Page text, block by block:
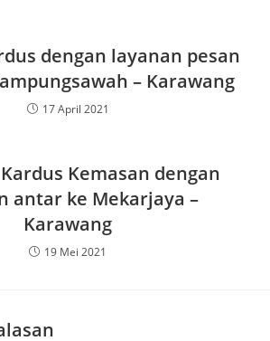
dengan layanan pesan
– Karawang
17 April 2021
Kemasan dengan
antar ke Mekarjaya –
Karawang
19 Mei 2021